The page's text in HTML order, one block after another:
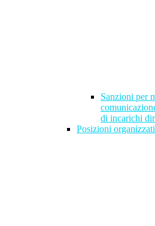
Sanzioni per
di incarichi
Posizioni